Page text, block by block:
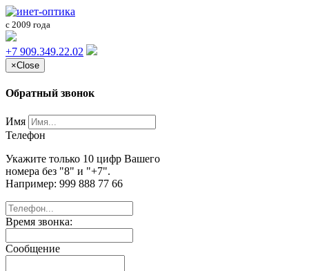
с 2009 года
+7 909.349.22.02
×Close
Обратный звонок
Имя
Телефон
Укажите только 10 цифр Вашего
номера без "8" и "+7".
Например: 999 888 77 66
Время звонка:
Сообщение